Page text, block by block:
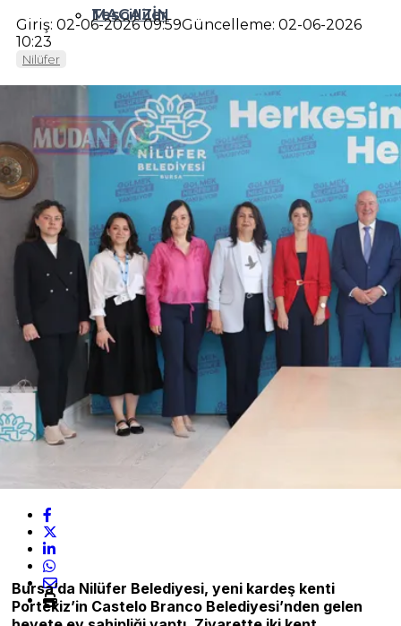
MAGAZİN
Tescilliler
Giriş: 02-06-2026 09:59Güncelleme: 02-06-2026
10:23
Nilüfer
Bursa’da Nilüfer Belediyesi, yeni kardeş kenti
Portekiz’in Castelo Branco Belediyesi’nden gelen